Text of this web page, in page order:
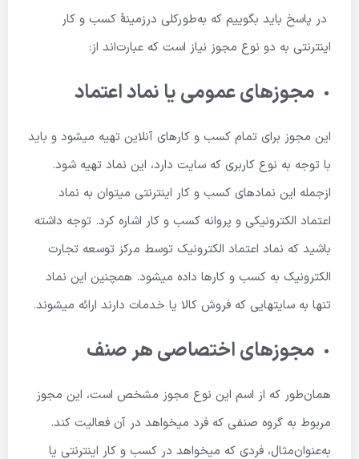
در پاسخ باید بگوییم که به‌طورکلی درزمینهٔ کسب و کار
اینترنتی به دو نوع مجوز نیاز است که عبارت‌اند از:
مجوزهای عمومی یا نماد اعتماد
این مجوز برای تمام کسب و کارهای آنلاین تهیه میشود و باید
با توجه به نوع کاربری که سایت دارد، این نماد تهیه شود.
ازجمله این نمادهای کسب و کار اینترنتی میتوان به نماد
اعتماد الکترونیکی و پروانه کسب و کار اشاره کرد. توجه داشته
باشید که نماد اعتماد الکترونیک توسط مرکز توسعه تجارت
الکترونیک به کسب و کارها داده میشود. همچنین این نماد
تنها به سایت­هایی که فروش کالا یا خدمات دارند ارائه میشوند.
مجوزهای اختصاصی هر صنف
همان‌طور که از اسم این نوع مجوز مشخص است، این مجوز
مربوط به گروه صنفی که فرد میخواهد در آن فعالیت کند.
به‌عنوان‌مثال، فردی که میخواهد در کسب و کار اینترنتی یا